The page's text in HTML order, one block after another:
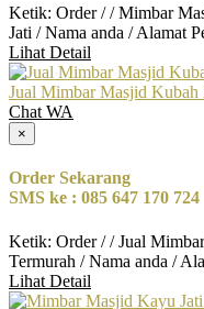
Ketik: Order / / Mimbar
Jati / Nama anda / Alamat
Lihat Detail
Jual Mimbar Masjid Kubah
Chat WA
×
Order Sekarang
SMS ke : 085 647 170 724
Ketik: Order / / Jual
Termurah / Nama anda /
Lihat Detail